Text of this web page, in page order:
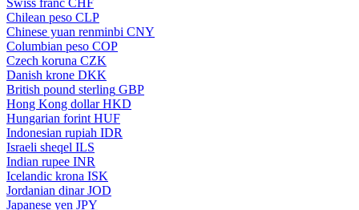
Swiss franc CHF
Chilean peso CLP
Chinese yuan renminbi CNY
Columbian peso COP
Czech koruna CZK
Danish krone DKK
British pound sterling GBP
Hong Kong dollar HKD
Hungarian forint HUF
Indonesian rupiah IDR
Israeli sheqel ILS
Indian rupee INR
Icelandic krona ISK
Jordanian dinar JOD
Japanese yen JPY